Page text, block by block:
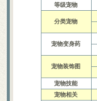
等级宠物
分类宠物
宠物变身药
宠物装饰图
宠物技能
宠物相关